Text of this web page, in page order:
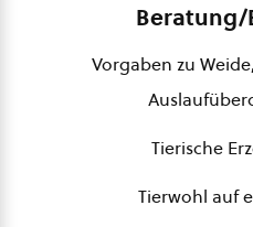
Vorgaben zu
Tierische
Tierwohl auf